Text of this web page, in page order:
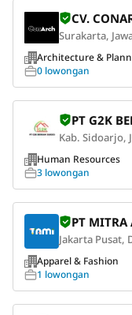
CV.
Surakarta,
Architecture &
0 lowongan
PT G2K
Kab. Sidoarjo,
Human Resources
3 lowongan
PT MITRA
Jakarta Pusat,
Apparel & Fashion
1 lowongan